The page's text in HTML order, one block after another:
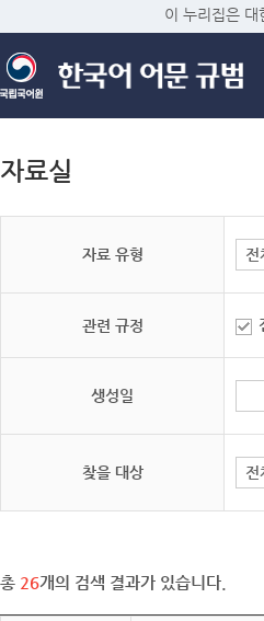
이 누리집은 대
자료실
자료 유형
관련 규정
생성일
찾을 대상
총 26개의 검색 결과가 있습니다.